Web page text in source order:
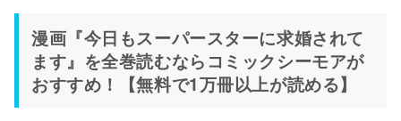
漫画『今日もスーパースターに求婚されて
ます』を全巻読むならコミックシーモアが
おすすめ！【無料で1万冊以上が読める】